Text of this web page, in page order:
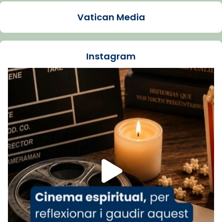
La Carmina va patir depressió. Fa gairebé
dos mesos, a l'Estadi Lluís Companys, la
Recupera l'entrevista comp
Vatican
tican News 👇
www.vaticannews.va/es/iglesia/news/2026-
07/carmina-historia-depresion-papa-viaje-
espana-testimoni...
Foto
View on Facebook · Share
Arquebisbat de Barcelona
2 weeks ago
«Avui les santes Juliana i Semproniana ens
Vatican Media
Instagram